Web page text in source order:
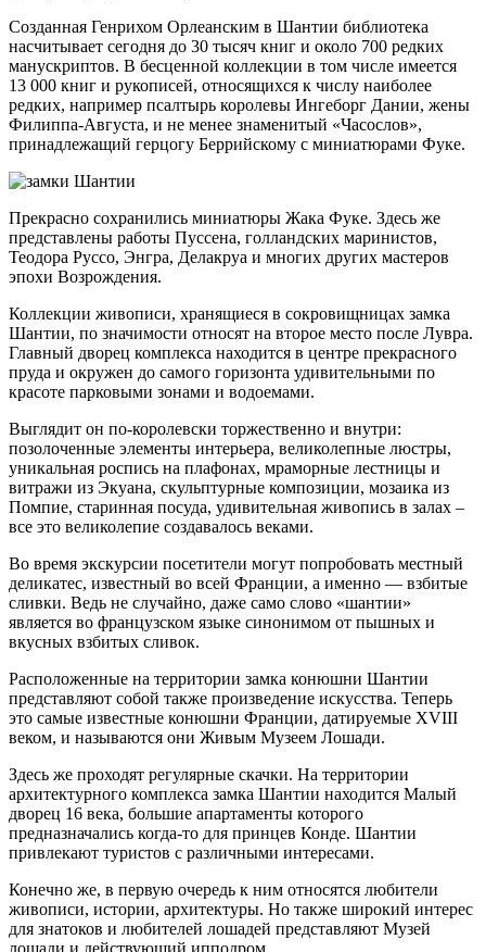
Созданная Генрихом Орлеанским в Шантии библиотека
насчитывает сегодня до 30 тысяч книг и около 700 редких
манускриптов. В бесценной коллекции в том числе имеется
13 000 книг и рукописей, относящихся к числу наиболее
редких, например псалтырь королевы Ингеборг Дании, жены
Филиппа-Августа, и не менее знаменитый «Часослов»,
принадлежащий герцогу Беррийскому с миниатюрами Фуке.
Прекрасно сохранились миниатюры Жака Фуке. Здесь же
представлены работы Пуссена, голландских маринистов,
Теодора Руссо, Энгра, Делакруа и многих других мастеров
эпохи Возрождения.
Коллекции живописи, хранящиеся в сокровищницах замка
Шантии, по значимости относят на второе место после Лувра.
Главный дворец комплекса находится в центре прекрасного
пруда и окружен до самого горизонта удивительными по
красоте парковыми зонами и водоемами.
Выглядит он по-королевски торжественно и внутри:
позолоченные элементы интерьера, великолепные люстры,
уникальная роспись на плафонах, мраморные лестницы и
витражи из Экуана, скульптурные композиции, мозаика из
Помпие, старинная посуда, удивительная живопись в залах –
все это великолепие создавалось веками.
Во время экскурсии посетители могут попробовать местный
деликатес, известный во всей Франции, а именно — взбитые
сливки. Ведь не случайно, даже само слово «шантии»
является во французском языке синонимом от пышных и
вкусных взбитых сливок.
Расположенные на территории замка конюшни Шантии
представляют собой также произведение искусства. Теперь
это самые известные конюшни Франции, датируемые XVIII
веком, и называются они Живым Музеем Лошади.
Здесь же проходят регулярные скачки. На территории
архитектурного комплекса замка Шантии находится Малый
дворец 16 века, большие апартаменты которого
предназначались когда-то для принцев Конде. Шантии
привлекают туристов с различными интересами.
Конечно же, в первую очередь к ним относятся любители
живописи, истории, архитектуры. Но также широкий интерес
для знатоков и любителей лошадей представляют Музей
лошади и действующий ипподром.